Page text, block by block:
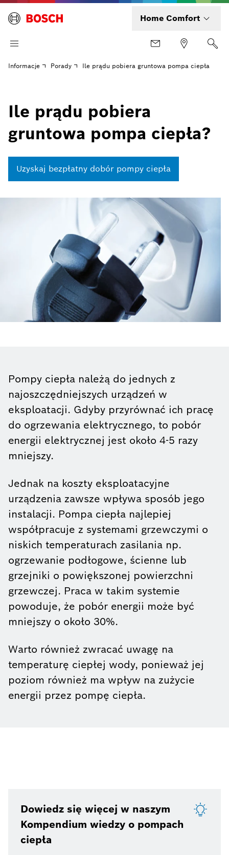
Home Comfort
Informacje Porady Ile prądu pobiera gruntowa pompa ciepła
Ile prądu pobiera
gruntowa pompa ciepła?
Uzyskaj bezpłatny dobór pompy ciepła
Pompy ciepła należą do jednych z
najoszczędniejszych urządzeń w
eksploatacji. Gdyby przyrównać ich pracę
do ogrzewania elektrycznego, to pobór
energii elektrycznej jest około 4-5 razy
mniejszy.
Jednak na koszty eksploatacyjne
urządzenia zawsze wpływa sposób jego
instalacji. Pompa ciepła najlepiej
współpracuje z systemami grzewczymi o
niskich temperaturach zasilania np.
ogrzewanie podłogowe, ścienne lub
grzejniki o powiększonej powierzchni
grzewczej. Praca w takim systemie
powoduje, że pobór energii może być
mniejszy o około 30%.
Warto również zwracać uwagę na
temperaturę ciepłej wody, ponieważ jej
poziom również ma wpływ na zużycie
energii przez pompę ciepła.
Dowiedz się więcej w naszym
Kompendium wiedzy o pompach
ciepła